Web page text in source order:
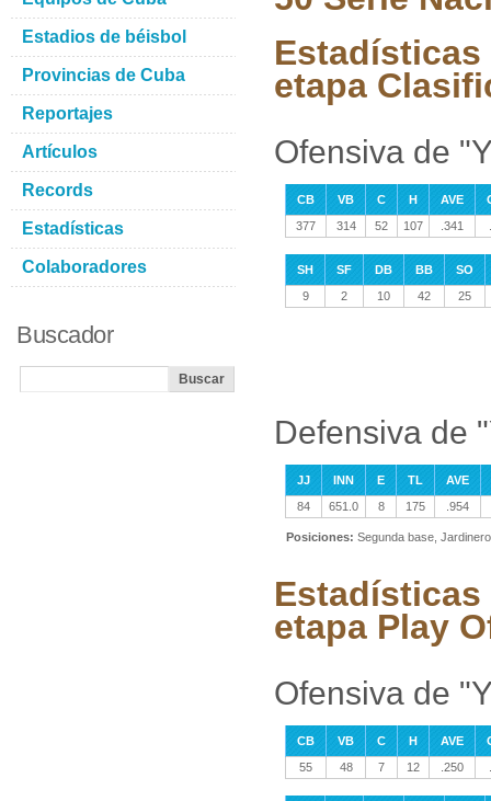
Estadísticas
etapa
Ofensiva de
CB VB C H AVE
377
314 52 107 .341
SH SF DB BB
SO
9
2 10 42 25
Defensiva de
JJ INN E TL
AVE
84
651.0 8 175 .954
Posiciones: Segunda base,
Estadísticas
etapa Play
Ofensiva de
CB VB C H AVE
55
48 7 12 .250
Estadios de béisbol
Provincias de Cuba
Reportajes
Artículos
Records
Estadísticas
Colaboradores
Buscador